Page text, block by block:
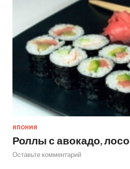
ЯПОНИЯ
Роллы с авокадо,
Оставьте комментарий